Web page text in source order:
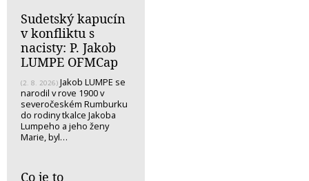
Sudetský kapucín
v konfliktu s
nacisty: P. Jakob
LUMPE OFMCap
(2. 8. 2026) Jakob LUMPE se
narodil v rove 1900 v
severočeském Rumburku
do rodiny tkalce Jakoba
Lumpeho a jeho ženy
Marie, byl…
Co je to